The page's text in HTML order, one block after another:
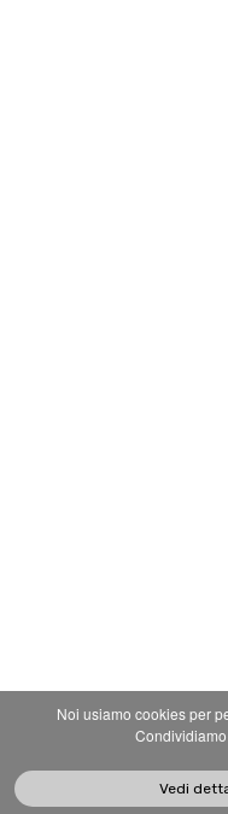
Noi usiamo cookies per
Vedi